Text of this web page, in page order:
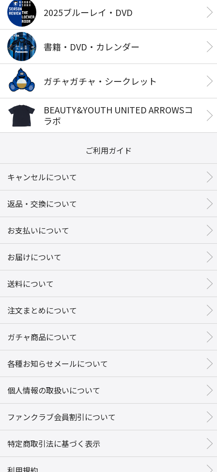
2025ブルーレイ・DVD
書籍・DVD・カレンダー
ガチャガチャ・シークレット
BEAUTY&YOUTH UNITED ARROWSコ
ラボ
ご利用ガイド
キャンセルについて
返品・交換について
お支払いについて
お届けについて
送料について
注文まとめについて
ガチャ商品について
各種お知らせメールについて
個人情報の取扱いについて
ファンクラブ会員割引について
特定商取引法に基づく表示